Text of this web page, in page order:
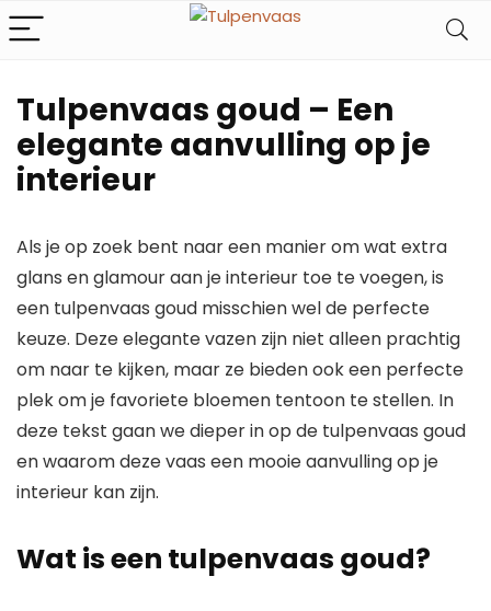
Tulpenvaas goud – Een
elegante aanvulling op je
interieur
Als je op zoek bent naar een manier om wat extra
glans en glamour aan je interieur toe te voegen, is
een tulpenvaas goud misschien wel de perfecte
keuze. Deze elegante vazen zijn niet alleen prachtig
om naar te kijken, maar ze bieden ook een perfecte
plek om je favoriete bloemen tentoon te stellen. In
deze tekst gaan we dieper in op de tulpenvaas goud
en waarom deze vaas een mooie aanvulling op je
interieur kan zijn.
Wat is een tulpenvaas goud?